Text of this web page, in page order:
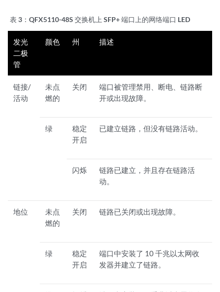
表 3： QFX5110-48S 交换机上 SFP+ 端口上的网络端口 LED
发光
二极
管
颜色 州 描述
链接/
活动
未点
燃的
关闭
端口被管理禁用、断电、链路断
开或出现故障。
绿
稳定
开启
已建立链路，但没有链路活动。
闪烁
链路已建立，并且存在链路活
动。
地位
未点
燃的
关闭 链路已关闭或出现故障。
绿
稳定
开启
端口中安装了 10 千兆以太网收
发器并建立了链路。